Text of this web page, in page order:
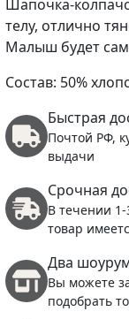
Шапочка-
телу, отлично
Малыш будет
Состав: 50%
Быстрая
Почтой РФ,
выдачи
Срочная
В течении
товар
Два
Вы можете
подобрать